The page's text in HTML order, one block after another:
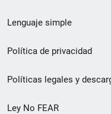
de
pie
de
página
Lenguaje simple
Política de privacidad
Políticas legales y
Ley No FEAR